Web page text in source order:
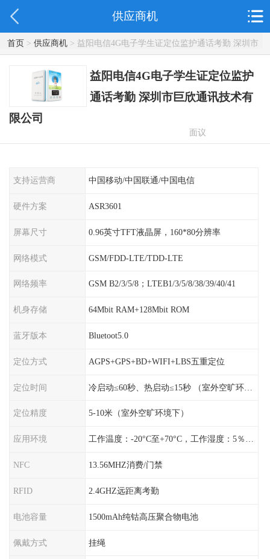
供应商机
首页> 供应商机> 益阳电信4G电子学生证定位监护通话考勤 深圳市
巨欣通讯技术有限公司
益阳电信4G电子学生证定位监护
通话考勤 深圳市巨欣通讯技术有
限公司
面议
支持运营商 中国移动/中国联通/中国电信
硬件方案 ASR3601
屏幕尺寸 0.96英寸TFT液晶屏，160*80分辨率
网络模式 GSM/FDD-LTE/TDD-LTE
网络频率 GSM B2/3/5/8；LTEB1/3/5/8/38/39/40/41
机身存储 64Mbit RAM+128Mbit ROM
蓝牙版本 Bluetoot5.0
定位方式 AGPS+GPS+BD+WIFI+LBS五重定位
定位时间
定位精度 5-10米（室外空旷环境下）
应用环境 工作温度：-20°C至+70°C，工作湿度：5％〜95％RH
NFC 13.56MHZ消费/门禁
RFID 2.4GHZ远距离考勤
电池容量 1500mAh纯钴高压聚合物电池
佩戴方式 挂绳